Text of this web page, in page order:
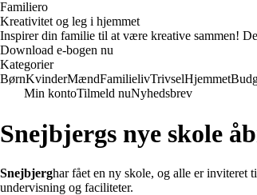
Familiero
Kreativitet og leg i hjemmet
Inspirer din familie til at være kreative sammen!
Download e-bogen nu
Kategorier
BørnKvinderMændFamilielivTrivselHjemmet
Min kontoTilmeld nuNyhedsbrev
Snejbjergs nye skole
Snejbjerghar fået en ny skole, og alle er inviteret
undervisning og faciliteter.